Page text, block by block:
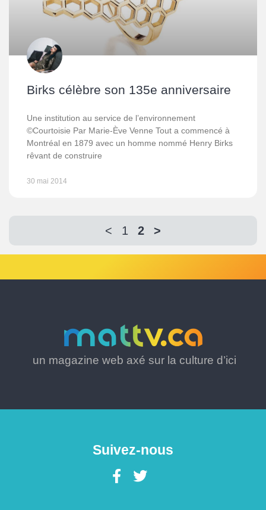
Birks célèbre son 135e anniversaire
Une institution au service de l’environnement
©Courtoisie Par Marie-Ève Venne Tout a commencé à
Montréal en 1879 avec un homme nommé Henry Birks
rêvant de construire
30 mai 2014
< 1 2 >
un magazine web axé sur la culture d’ici
Suivez-nous